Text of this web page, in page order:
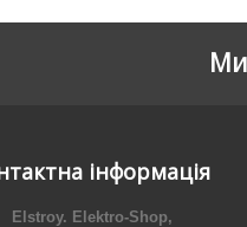
інформація
Elstroy. Elektro-Shop,